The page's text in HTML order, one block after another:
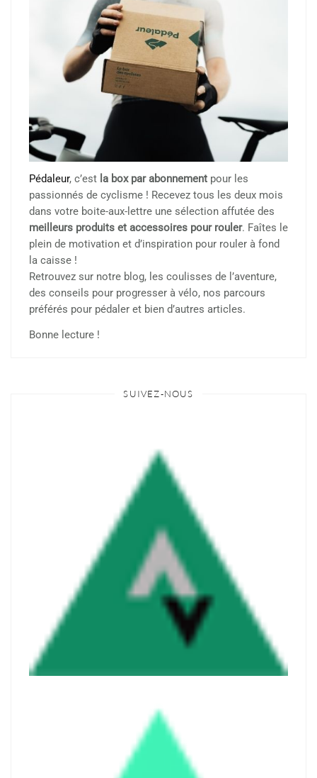
Pédaleur, c’est la box par abonnement pour les
passionnés de cyclisme ! Recevez tous les deux mois
dans votre boite-aux-lettre une sélection affutée des
meilleurs produits et accessoires pour rouler. Faîtes le
plein de motivation et d’inspiration pour rouler à fond
la caisse !
Retrouvez sur notre blog, les coulisses de l’aventure,
des conseils pour progresser à vélo, nos parcours
préférés pour pédaler et bien d’autres articles.
Bonne lecture !
SUIVEZ-NOUS